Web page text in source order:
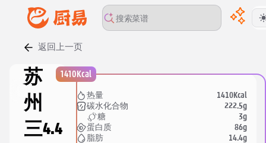
返回上一页
苏
州
三4.4
1410Kcal
热量 1410Kcal
碳水化合物 222.5g
糖 3g
蛋白质 86g
脂肪 14.4g